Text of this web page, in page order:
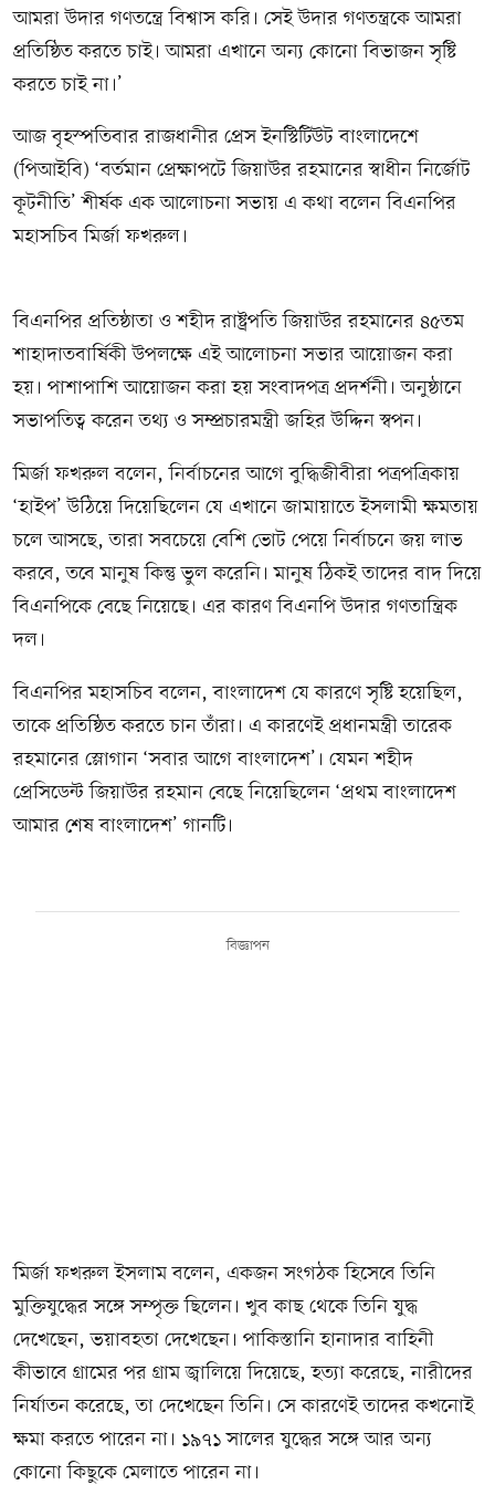
আমরা উদার গণতন্ত্রে বিশ্বাস করি। সেই উদার গণতন্ত্রকে আমরা
প্রতিষ্ঠিত করতে চাই। আমরা এখানে অন্য কোনো বিভাজন সৃষ্টি
করতে চাই না।’
আজ বৃহস্পতিবার রাজধানীর প্রেস ইনস্টিটিউট বাংলাদেশে
(পিআইবি) ‘বর্তমান প্রেক্ষাপটে জিয়াউর রহমানের স্বাধীন নির্জোট
কূটনীতি’ শীর্ষক এক আলোচনা সভায় এ কথা বলেন বিএনপির
মহাসচিব মির্জা ফখরুল।
বিএনপির প্রতিষ্ঠাতা ও শহীদ রাষ্ট্রপতি জিয়াউর রহমানের ৪৫তম
শাহাদাতবার্ষিকী উপলক্ষে এই আলোচনা সভার আয়োজন করা
হয়। পাশাপাশি আয়োজন করা হয় সংবাদপত্র প্রদর্শনী। অনুষ্ঠানে
সভাপতিত্ব করেন তথ্য ও সম্প্রচারমন্ত্রী জহির উদ্দিন স্বপন।
মির্জা ফখরুল বলেন, নির্বাচনের আগে বুদ্ধিজীবীরা পত্রপত্রিকায়
‘হাইপ’ উঠিয়ে দিয়েছিলেন যে এখানে জামায়াতে ইসলামী ক্ষমতায়
চলে আসছে, তারা সবচেয়ে বেশি ভোট পেয়ে নির্বাচনে জয় লাভ
করবে, তবে মানুষ কিন্তু ভুল করেনি। মানুষ ঠিকই তাদের বাদ দিয়ে
বিএনপিকে বেছে নিয়েছে। এর কারণ বিএনপি উদার গণতান্ত্রিক
দল।
বিএনপির মহাসচিব বলেন, বাংলাদেশ যে কারণে সৃষ্টি হয়েছিল,
তাকে প্রতিষ্ঠিত করতে চান তাঁরা। এ কারণেই প্রধানমন্ত্রী তারেক
রহমানের স্লোগান ‘সবার আগে বাংলাদেশ’। যেমন শহীদ
প্রেসিডেন্ট জিয়াউর রহমান বেছে নিয়েছিলেন ‘প্রথম বাংলাদেশ
আমার শেষ বাংলাদেশ’ গানটি।
বিজ্ঞাপন
মির্জা ফখরুল ইসলাম বলেন, একজন সংগঠক হিসেবে তিনি
মুক্তিযুদ্ধের সঙ্গে সম্পৃক্ত ছিলেন। খুব কাছ থেকে তিনি যুদ্ধ
দেখেছেন, ভয়াবহতা দেখেছেন। পাকিস্তানি হানাদার বাহিনী
কীভাবে গ্রামের পর গ্রাম জ্বালিয়ে দিয়েছে, হত্যা করেছে, নারীদের
নির্যাতন করেছে, তা দেখেছেন তিনি। সে কারণেই তাদের কখনোই
ক্ষমা করতে পারেন না। ১৯৭১ সালের যুদ্ধের সঙ্গে আর অন্য
কোনো কিছুকে মেলাতে পারেন না।